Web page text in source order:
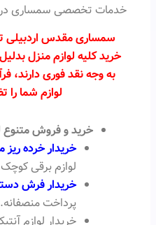
خدمات تخصصی سمساری در
سمساری مقدس اردبیلی
خرید کلیه لوازم منزل
به وجه نقد فوری دارند،
لوازم شما
خرید و فروش متنوع
خریدار خرده ریز
لوازم برقی
خریدار فرش
پرداخت منصفانه.
خریدار لوازم